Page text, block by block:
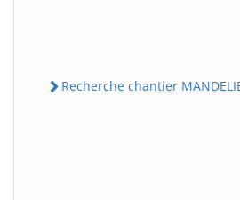
Recherche chantier